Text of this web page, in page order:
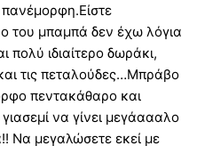
του μπαμπά δεν έχω λόγια
πολύ ιδιαίτερο δωράκι,
τις πεταλούδες…Μπράβο
πεντακάθαρο και
να γίνει μεγάαααλο
Να μεγαλώσετε εκεί με